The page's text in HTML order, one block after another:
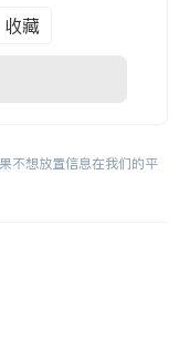
收藏
不想放置信息在我们的平